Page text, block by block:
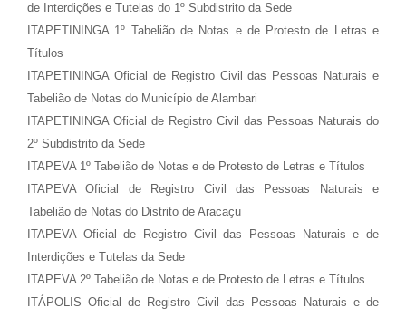
de Interdições e Tutelas do 1º Subdistrito da Sede
ITAPETININGA 1º Tabelião de Notas e de Protesto de Letras e
Títulos
ITAPETININGA Oficial de Registro Civil das Pessoas Naturais e
Tabelião de Notas do Município de Alambari
ITAPETININGA Oficial de Registro Civil das Pessoas Naturais do
2º Subdistrito da Sede
ITAPEVA 1º Tabelião de Notas e de Protesto de Letras e Títulos
ITAPEVA Oficial de Registro Civil das Pessoas Naturais e
Tabelião de Notas do Distrito de Aracaçu
ITAPEVA Oficial de Registro Civil das Pessoas Naturais e de
Interdições e Tutelas da Sede
ITAPEVA 2º Tabelião de Notas e de Protesto de Letras e Títulos
ITÁPOLIS Oficial de Registro Civil das Pessoas Naturais e de